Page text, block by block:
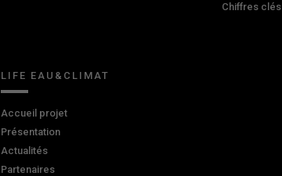
Chiffres clés
LIFE EAU&CLIMAT
Accueil projet
Présentation
Actualités
Partenaires